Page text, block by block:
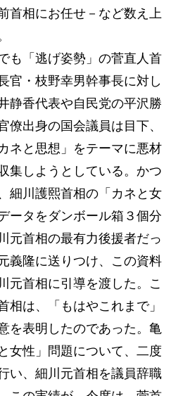
首相にお任せ－など数え上
も「逃げ姿勢」の菅直人首
官・枝野幸男幹事長に対し
静香代表や自民党の平沢勝
僚出身の国会議員は目下、
ネと思想」をテーマに悪材
集しようとしている。かつ
細川護熙首相の「カネと女
ータをダンボール箱３個分
元首相の最有力後援者だっ
義隆に送りつけ、この資料
元首相に引導を渡した。こ
相は、「もはやこれまで」
を表明したのであった。亀
女性」問題について、二度
い、細川元首相を議員辞職